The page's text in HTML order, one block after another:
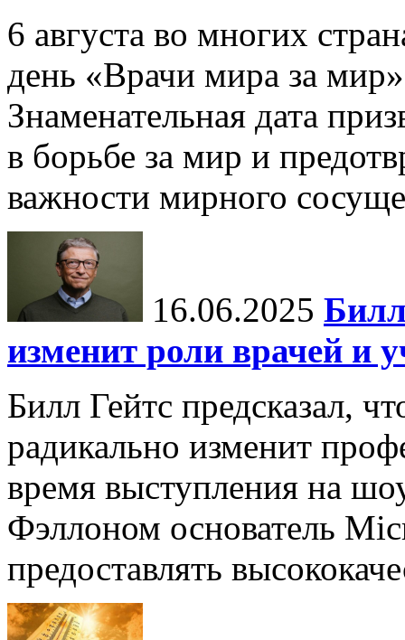
6 августа во многих
день «Врачи мира за
Знаменательная дата
в борьбе за мир и
важности мирного
16.06.2025
изменит роли врачей и
Билл Гейтс предсказал,
радикально изменит
время выступления на
Фэллоном основатель
предоставлять